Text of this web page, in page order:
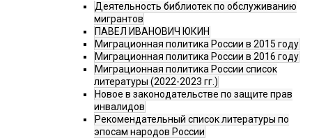
Деятельность библиотек по обслуживанию
мигрантов
ПАВЕЛ ИВАНОВИЧ ЮКИН
Миграционная политика России в 2015 году
Миграционная политика России в 2016 году
Миграционная политика России список
литературы (2022-2023 гг.)
Новое в законодательстве по защите прав
инвалидов
Рекомендательный список литературы по
эпосам народов России